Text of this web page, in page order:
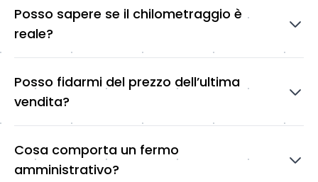
Posso sapere se il chilometraggio è
reale?
Posso fidarmi del prezzo dell’ultima
vendita?
Cosa comporta un fermo
amministrativo?